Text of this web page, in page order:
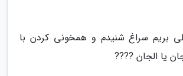
بریم سراغ شنیدم و همخونی کردن با
یا الجان ????